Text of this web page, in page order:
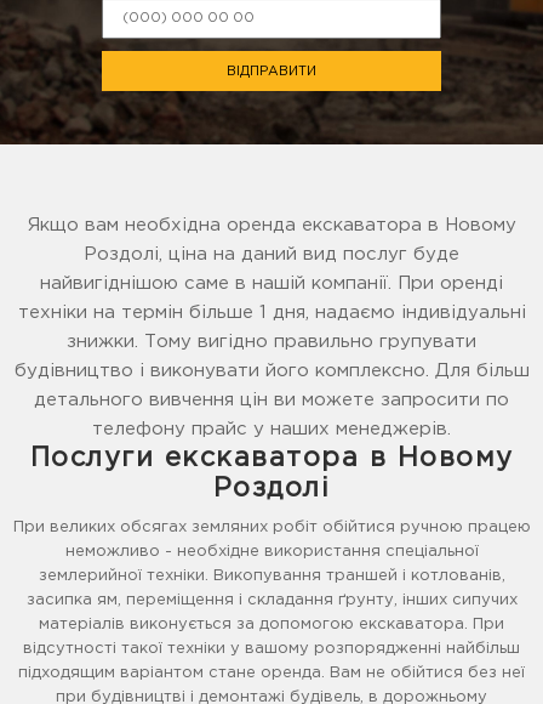
ВІДПРАВИТИ
Якщо вам необхідна оренда екскаватора в Новому
Роздолі, ціна на даний вид послуг буде
найвигіднішою саме в нашій компанії. При оренді
техніки на термін більше 1 дня, надаємо індивідуальні
знижки. Тому вигідно правильно групувати
будівництво і виконувати його комплексно. Для більш
детального вивчення цін ви можете запросити по
телефону прайс у наших менеджерів.
Послуги екскаватора в Новому
Роздолі
При великих обсягах земляних робіт обійтися ручною працею
неможливо - необхідне використання спеціальної
землерийної техніки. Викопування траншей і котлованів,
засипка ям, переміщення і складання ґрунту, інших сипучих
матеріалів виконується за допомогою екскаватора. При
відсутності такої техніки у вашому розпорядженні найбільш
підходящим варіантом стане оренда. Вам не обійтися без неї
при будівництві і демонтажі будівель, в дорожньому